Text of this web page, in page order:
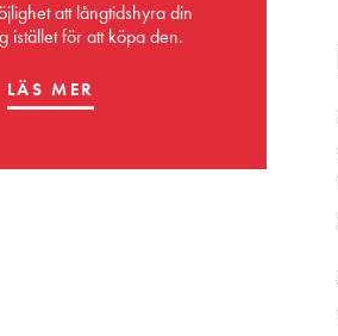
att långtidshyra din
istället för att köpa den.
LÄS MER